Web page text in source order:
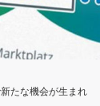
たな機会が生まれ